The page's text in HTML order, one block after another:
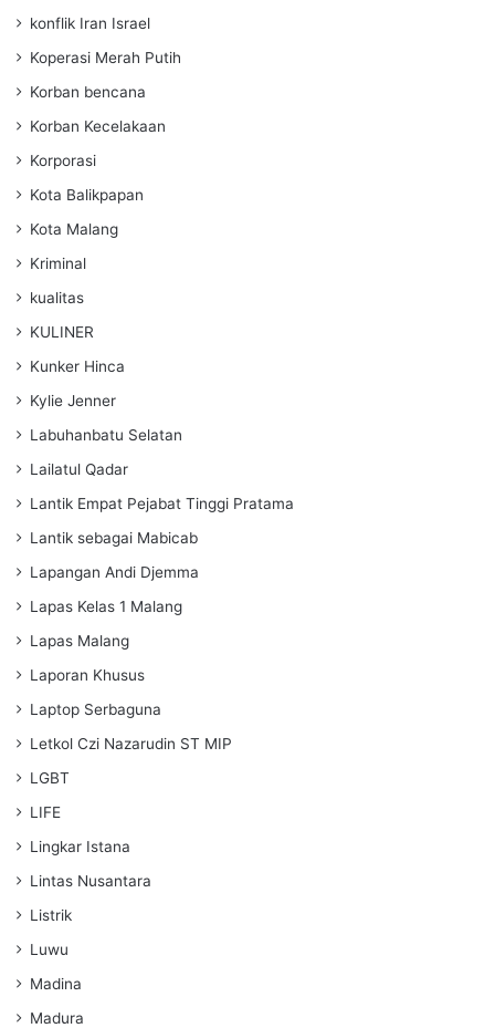
konflik Iran Israel
Koperasi Merah Putih
Korban bencana
Korban Kecelakaan
Korporasi
Kota Balikpapan
Kota Malang
Kriminal
kualitas
KULINER
Kunker Hinca
Kylie Jenner
Labuhanbatu Selatan
Lailatul Qadar
Lantik Empat Pejabat Tinggi Pratama
Lantik sebagai Mabicab
Lapangan Andi Djemma
Lapas Kelas 1 Malang
Lapas Malang
Laporan Khusus
Laptop Serbaguna
Letkol Czi Nazarudin ST MIP
LGBT
LIFE
Lingkar Istana
Lintas Nusantara
Listrik
Luwu
Madina
Madura